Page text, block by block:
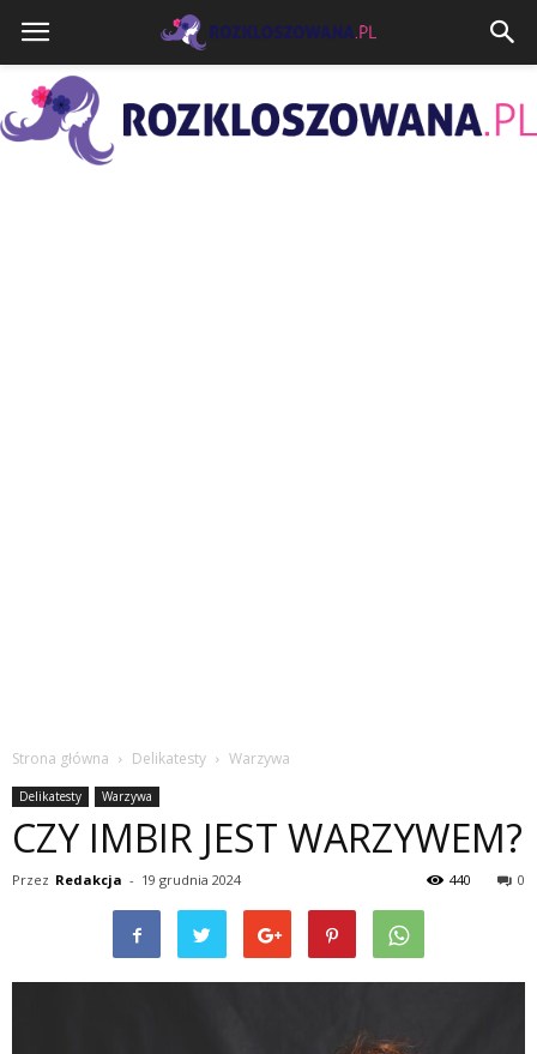
Strona główna Delikatesty Warzywa
Delikatesty Warzywa
CZY IMBIR JEST WARZYWEM?
Przez Redakcja - 19 grudnia 2024 0
440